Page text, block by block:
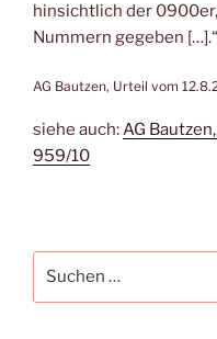
hinsichtlich der
Nummern gegeben […].“
AG Bautzen, Urteil vom
siehe auch: AG
959/10
nach: